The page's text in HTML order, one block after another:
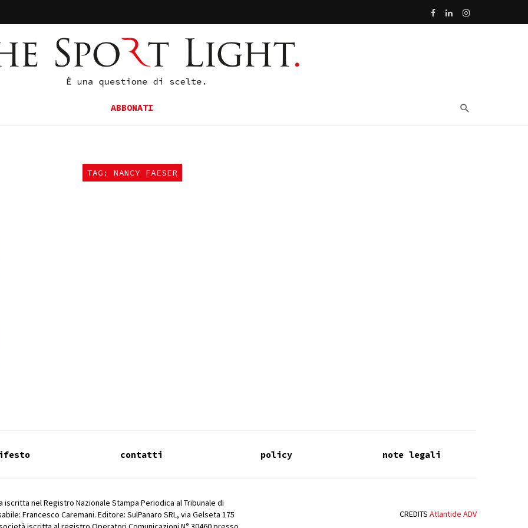
ABBONATI
TAG: NANCY FAESER
contatti policy note legali
nel Registro Nazionale Stampa Periodica al Tribunale di
Francesco Caremani. Editore: SulPanaro SRL, via Gelseta 175
CREDITS Atlantide ADV